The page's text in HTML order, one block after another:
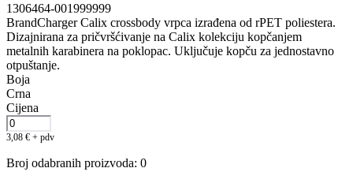
1306464-001999999
BrandCharger Calix crossbody vrpca izrađena od rPET poliestera.
Dizajnirana za pričvršćivanje na Calix kolekciju kopčanjem
metalnih karabinera na poklopac. Uključuje kopču za jednostavno
otpuštanje.
Boja
Crna
Cijena
3,08 € + pdv
Broj odabranih proizvoda: 0